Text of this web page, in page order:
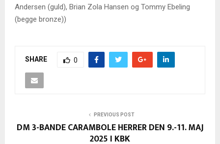
Andersen (guld), Brian Zola Hansen og Tommy Ebeling
(begge bronze))
SHARE 0
PREVIOUS POST
DM 3-BANDE CARAMBOLE HERRER DEN 9.-11. MAJ
2025 I KBK